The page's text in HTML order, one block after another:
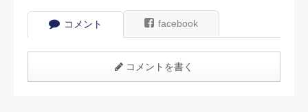
コメント facebook
コメントを書く